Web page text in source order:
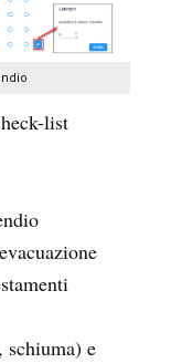
list
schiuma) e